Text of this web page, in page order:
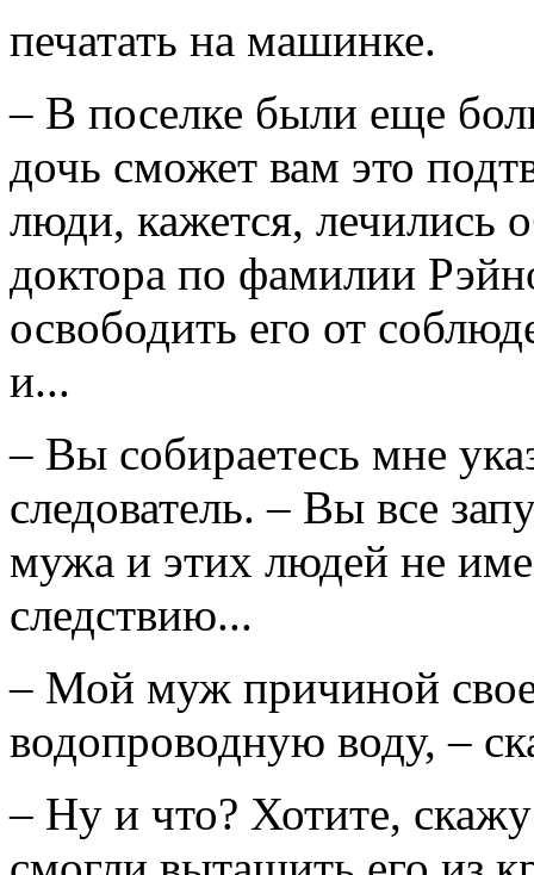
печатать на машинке.
– В поселке были еще
дочь сможет вам это
люди, кажется, лечились
доктора по фамилии
освободить его от
и...
– Вы собираетесь мне
следователь. – Вы все
мужа и этих людей не
следствию...
– Мой муж причиной
водопроводную воду, –
– Ну и что? Хотите,